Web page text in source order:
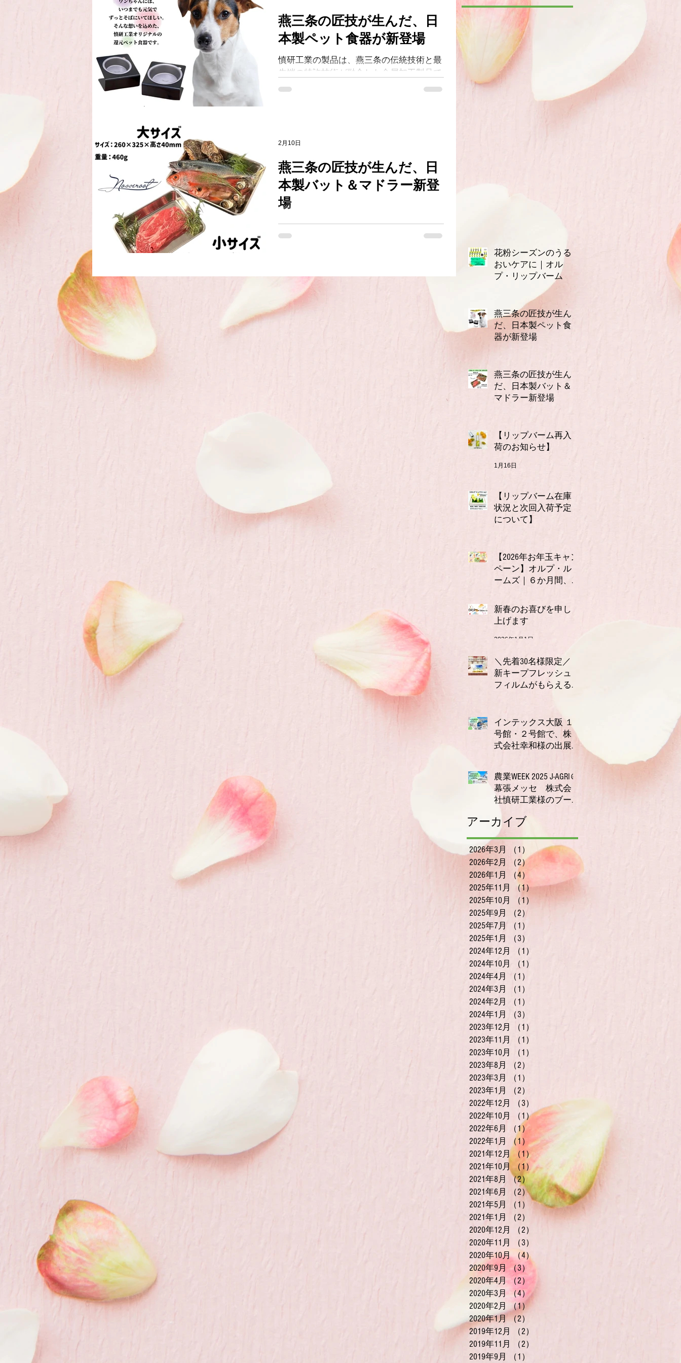
燕三条の匠技が生んだ、日
本製ペット食器が新登場
慎研工業の製品は、燕三条の伝統技術と最
先端の特許技術が融合した金属加工製品で
す。 「載せる」「触れる」だけで、日常
して使えるよう設計されています。 NPO
法人による検証・認定も受け、品質と安全
性にこだわった製品づくりが続けられてい
ます。
燕三条の匠技が生んだ、日
本製バット＆マドラー新登
場
慎研工業の製品は、燕三条の伝統技術と最
先端の特許技術が融合した金属加工製品で
ひとつ職人の手によって丁寧に仕上げられ
ています。 すべての製品は、高品質なス
テンレスやチタン素材を使用し、長く安心
して使えるよう設計されています。 NPO
2月10日
花粉シーズンのうる
おいケアに｜オル
プ・リップバーム
燕三条の匠技が生ん
だ、日本製ペット食
器が新登場
燕三条の匠技が生ん
だ、日本製バット＆
マドラー新登場
【リップバーム再入
荷のお知らせ】
1月16日
【リップバーム在庫
状況と次回入荷予定
について】
【2026年お年玉キャン
ペーン】オルプ・ル
ームズ｜６か月間、
分クーポン付きお年
玉セット（全６種）
新春のお喜びを申し
上げます
2026年1月1日
＼先着30名様限定／
新キープフレッシュ
フィルムがもらえる
ゼント】
インテックス大阪 １
号館・２号館で、株
式会社幸和様の出展
測定会を開催！
農業WEEK 2025 J‑AGRI＠
幕張メッセ 株式会
社慎研工業様のブー
かる体調チェック、
無料で体験いただけ
ます〜
2025年9月11日
アーカイブ
2026年3月 （1）
1件の記事
2026年2月
（2）
2件の記事
2026年1月
（4）
2025年11月
（1）1件の記事
2025年10月
（1）
1件の記事
2025年9月
（2）
2025年7月
（1）
2025年1月
（3）
2024年12月
（1）
2024年10月
（1）
2024年4月
（1）
2024年3月
（1）
2024年2月
（1）
2024年1月
（3）
2023年12月
（1）
2023年11月
（1）
2023年10月
（1）
2023年8月
（2）
2023年3月
（1）
2023年1月
（2）
2022年12月
（3）
3件の記事
2022年10月
（1）1件の記事
2022年6月
（1）1件の記事
2022年1月
（1） 1件の記事
2021年12月 （1） 1件の記事
2021年10月
（1）1件の記事
2021年8月
（2） 2件の記事
2021年6月
（2） 2件の記事
2021年5月
（1）
1件の記事
2021年1月
（2）
2件の記事
2020年12月
（2）
2020年11月
（3）
2020年10月 （4）
2020年9月 （3）
3件の記事
2020年4月 （2）
2020年3月
（4）4件の記事
2020年2月
（1）1件の記事
2020年1月 （2）
2019年12月
（2）
2019年11月
（2）
2019年9月
（1）